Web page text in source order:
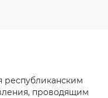
республиканским
проводящим